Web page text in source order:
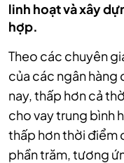
linh hoạt và xây
hợp.
Theo các chuyên
của các ngân
nay, thấp hơn cả
cho vay trung bình
thấp hơn thời điểm
phần trăm, tương